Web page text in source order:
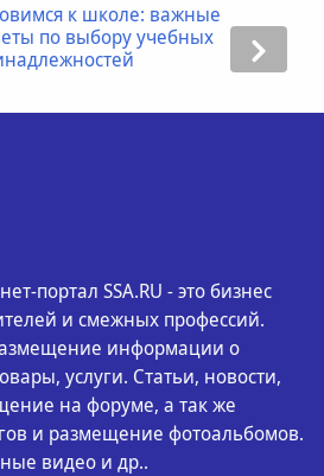
к школе: важные
по выбору учебных
портал SSA.RU - это бизнес
и смежных профессий.
информации о
услуги. Статьи, новости,
на форуме, а так же
и размещение фотоальбомов.
видео и др..